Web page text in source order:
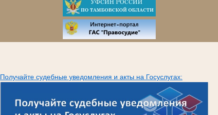
Получайте судебные уведомления и акты на Госуслугах: